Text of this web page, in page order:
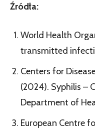
Źródła:
World Health
transmitted
Centers for
(2024). Syphilis –
Department of
European Centre